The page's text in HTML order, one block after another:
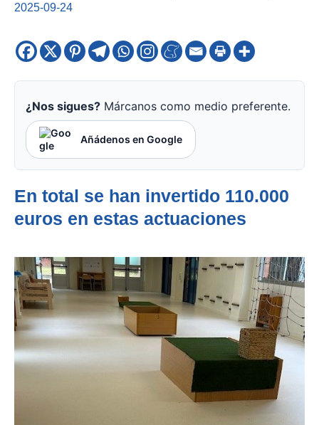
2025-09-24
¿Nos sigues? Márcanos como medio preferente.
Añádenos en Google
En total se han invertido 110.000
euros en estas actuaciones